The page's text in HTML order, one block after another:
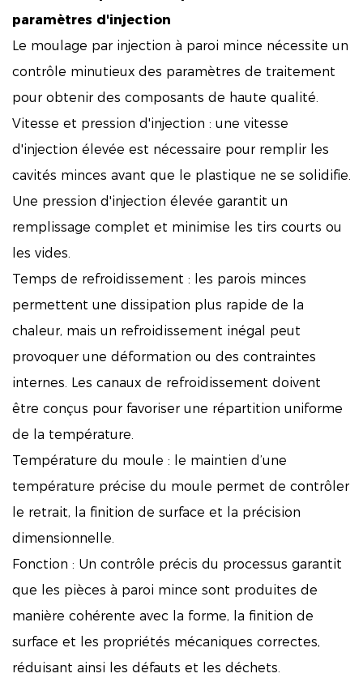
paramètres d'injection
Le moulage par injection à paroi mince nécessite un
contrôle minutieux des paramètres de traitement
pour obtenir des composants de haute qualité.
Vitesse et pression d'injection : une vitesse
d'injection élevée est nécessaire pour remplir les
cavités minces avant que le plastique ne se solidifie.
Une pression d'injection élevée garantit un
remplissage complet et minimise les tirs courts ou
les vides.
Temps de refroidissement : les parois minces
permettent une dissipation plus rapide de la
chaleur, mais un refroidissement inégal peut
provoquer une déformation ou des contraintes
internes. Les canaux de refroidissement doivent
être conçus pour favoriser une répartition uniforme
de la température.
Température du moule : le maintien d’une
température précise du moule permet de contrôler
le retrait, la finition de surface et la précision
dimensionnelle.
Fonction : Un contrôle précis du processus garantit
que les pièces à paroi mince sont produites de
manière cohérente avec la forme, la finition de
surface et les propriétés mécaniques correctes,
réduisant ainsi les défauts et les déchets.